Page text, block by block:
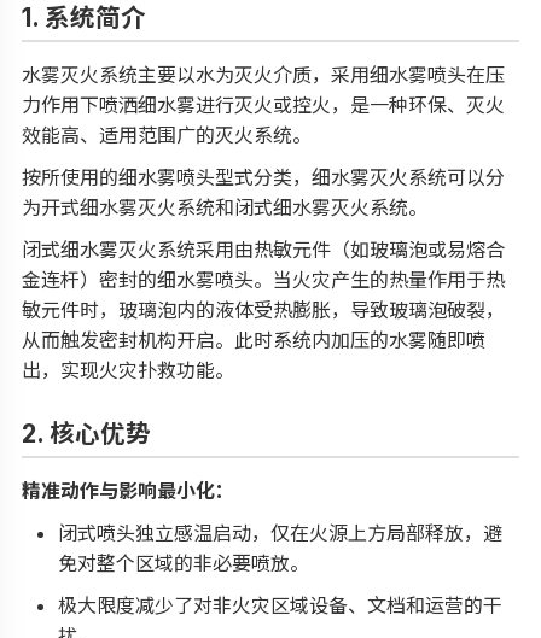
1. 系统简介
水雾灭火系统主要以水为灭火介质，采用细水雾喷头在压
力作用下喷洒细水雾进行灭火或控火，是一种环保、灭火
效能高、适用范围广的灭火系统。
按所使用的细水雾喷头型式分类，细水雾灭火系统可以分
为开式细水雾灭火系统和闭式细水雾灭火系统。
闭式细水雾灭火系统采用由热敏元件（如玻璃泡或易熔合
金连杆）密封的细水雾喷头。当火灾产生的热量作用于热
敏元件时，玻璃泡内的液体受热膨胀，导致玻璃泡破裂，
从而触发密封机构开启。此时系统内加压的水雾随即喷
出，实现火灾扑救功能。
2. 核心优势
精准动作与影响最小化：
闭式喷头独立感温启动，仅在火源上方局部释放，避
免对整个区域的非必要喷放。
极大限度减少了对非火灾区域设备、文档和运营的干